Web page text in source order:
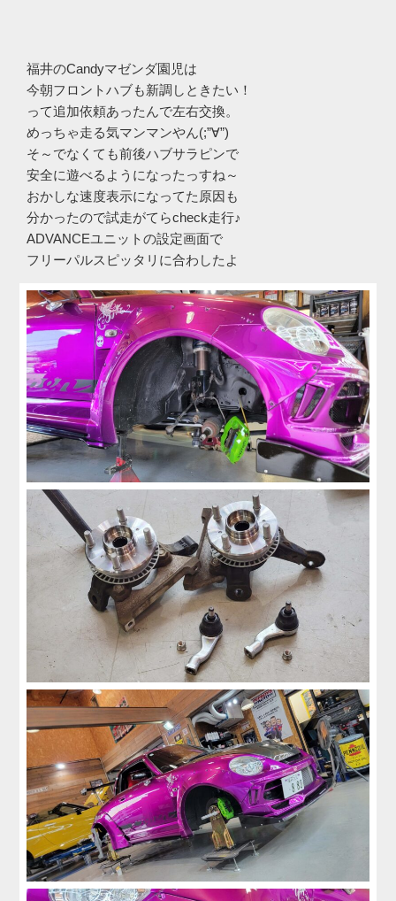
福井のCandyマゼンダ園児は
今朝フロントハブも新調しときたい！
って追加依頼あったんで左右交換。
めっちゃ走る気マンマンやん(;”∀”)
そ～でなくても前後ハブサラピンで
安全に遊べるようになったっすね～
おかしな速度表示になってた原因も
分かったので試走がてらcheck走行♪
ADVANCEユニットの設定画面で
フリーパルスピッタリに合わしたよ